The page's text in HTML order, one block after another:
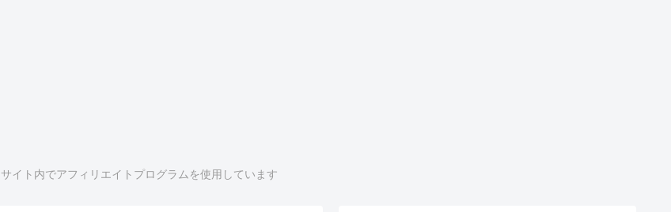
サイト内でアフィリエイトプログラムを使用しています